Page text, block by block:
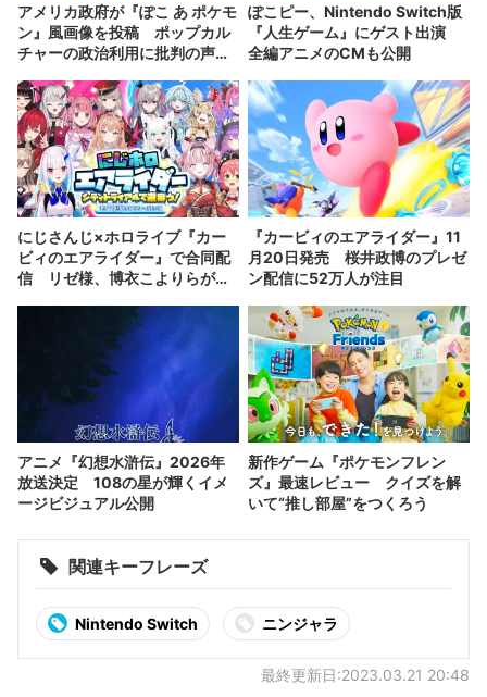
アメリカ政府が『ぽこ あ ポケモ
ン』風画像を投稿 ポップカル
チャーの政治利用に批判の声相
ぽこピー、Nintendo Switch版
『人生ゲーム』にゲスト出演
全編アニメのCMも公開
にじさんじ×ホロライブ『カー
ビィのエアライダー』で合同配
信 リゼ様、博衣こよりらが激
『カービィのエアライダー』11
月20日発売 桜井政博のプレゼ
ン配信に52万人が注目
アニメ『幻想水滸伝』2026年
放送決定 108の星が輝くイメ
ージビジュアル公開
新作ゲーム『ポケモンフレン
ズ』最速レビュー クイズを解
いて“推し部屋”をつくろう
関連キーフレーズ
Nintendo Switch ニンジャラ
最終更新日:2023.03.21 20:48